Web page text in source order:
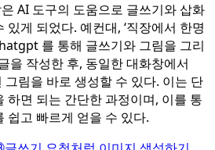
AI 도구의 도움으로 글쓰기와 삽화
게 되었다. 예컨대, ‘직장에서 한명
를 통해 글쓰기와 그림을 그리
을 작성한 후, 동일한 대화창에서
그림을 바로 생성할 수 있다. 이는 단
하면 되는 간단한 과정이며, 이를 통
쉽고 빠르게 얻을 수 있다.